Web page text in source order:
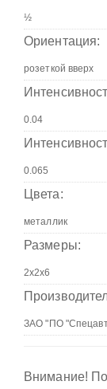
Ориентация:
Цвета:
Размеры:
Внимание!